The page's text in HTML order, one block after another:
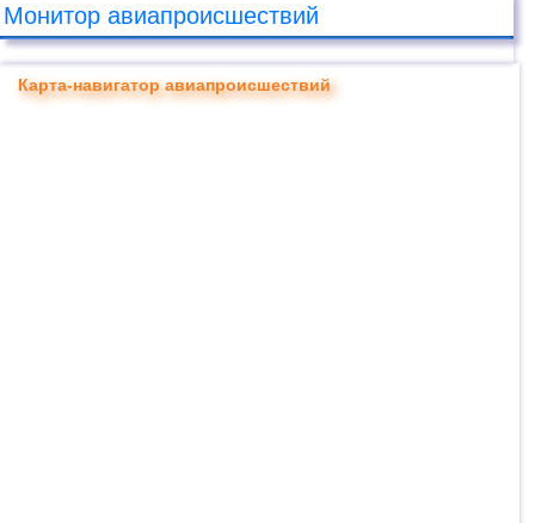
Монитор авиапроисшествий
Карта-навигатор авиапроисшествий